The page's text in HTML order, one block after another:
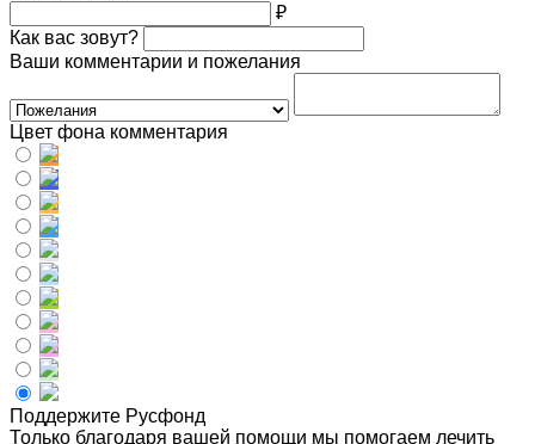
₽
Как вас зовут?
Ваши комментарии и пожелания
Цвет фона комментария
Поддержите Русфонд
Только благодаря вашей помощи мы помогаем лечить